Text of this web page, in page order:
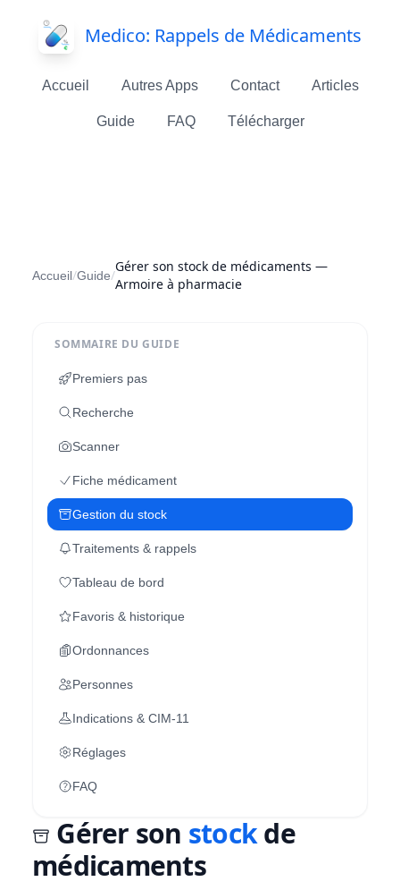
Medico: Rappels de Médicaments
Accueil Autres Apps Contact Articles
Guide FAQ Télécharger
Accueil/Guide/
Gérer son stock de médicaments —
Armoire à pharmacie
SOMMAIRE DU GUIDE
Premiers pas
Recherche
Scanner
Fiche médicament
Gestion du stock
Traitements & rappels
Tableau de bord
Favoris & historique
Ordonnances
Personnes
Indications & CIM-11
Réglages
FAQ
Gérer son stockde
médicaments